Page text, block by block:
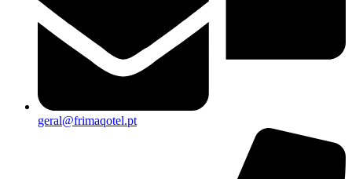
geral@frimaqotel.pt